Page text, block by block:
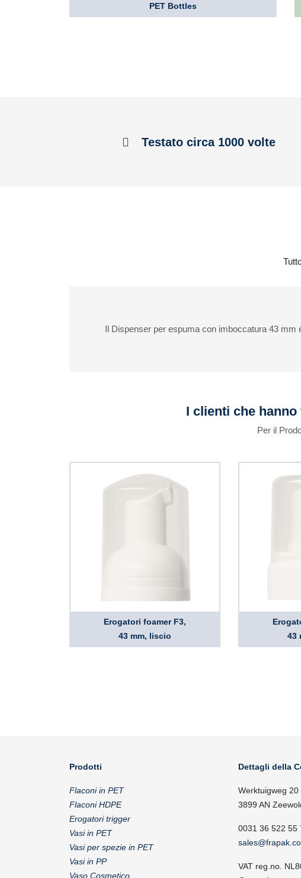
PET Bottles
Testato circa 1000 volte
Il Dispenser per espuma con imboccatura 43 mm
I clienti che
Per il
Erogatori foamer F3,
43 mm, liscio
43
Prodotti
Flaconi in PET
Flaconi HDPE
Erogatori trigger
Vasi in PET
Vasi per spezie in PET
Vasi in PP
Vaso Cosmetico
Dettagli della
Werktuigweg 20
3899 AN
0031 36 522 55
VAT reg.no.